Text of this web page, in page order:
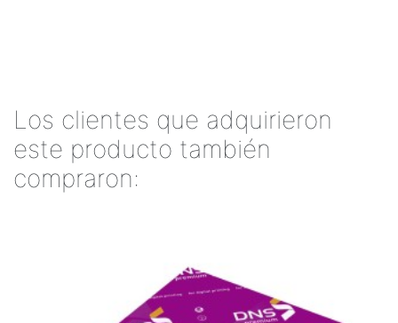
Los clientes que adquirieron
este producto también
compraron: